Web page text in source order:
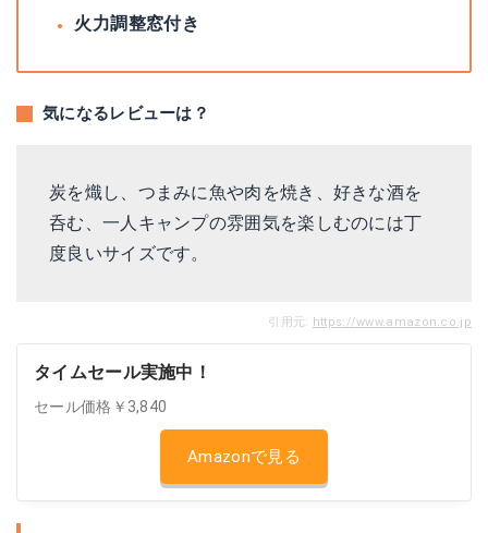
火力調整窓付き
気になるレビューは？
炭を熾し、つまみに魚や肉を焼き、好きな酒を
呑む、一人キャンプの雰囲気を楽しむのには丁
度良いサイズです。
引用元: https://www.amazon.co.jp
タイムセール実施中！
セール価格￥3,840
Amazonで見る